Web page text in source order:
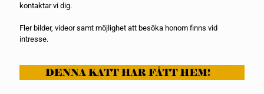
kontaktar vi dig.
Fler bilder, videor samt möjlighet att besöka honom finns vid
intresse.